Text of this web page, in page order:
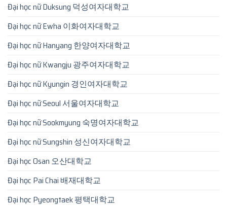
Đại học nữ Duksung 덕성여자대학교
Đại học nữ Ewha 이화여자대학교
Đại học nữ Hanyang 한양여자대학교
Đại học nữ Kwangju 광주여자대학교
Đại học nữ Kyungin 경인여자대학교
Đại học nữ Seoul 서울여자대학교
Đại học nữ Sookmyung 숙명여자대학교
Đại học nữ Sungshin 성신여자대학교
Đại học Osan 오산대학교
Đại học Pai Chai 배재대학교
Đại học Pyeongtaek 평택대학교